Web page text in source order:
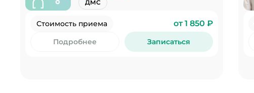
ДМС
Стоимость приема от 1 850 ₽
Подробнее Записаться